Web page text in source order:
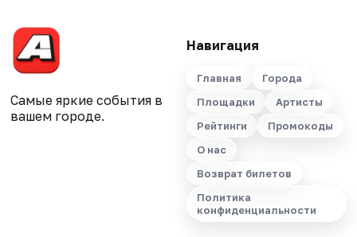
Самые яркие события в
вашем городе.
Навигация
Главная
Города
Площадки
Артисты
Рейтинги
Промокоды
О нас
Возврат билетов
Политика
конфиденциальности